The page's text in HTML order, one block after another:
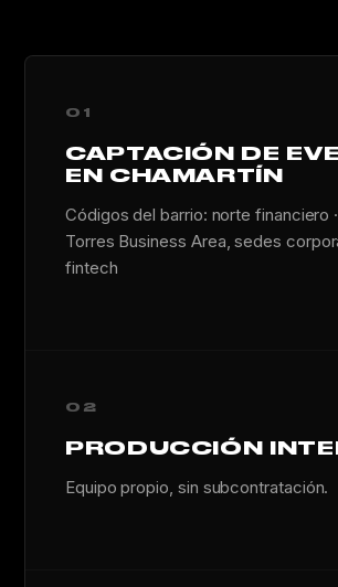
01
CAPTACIÓN DE
EN CHAMARTÍN
Códigos del barrio: norte financiero
Torres Business Area, sedes
fintech
02
PRODUCCIÓN
Equipo propio, sin subcontratación.